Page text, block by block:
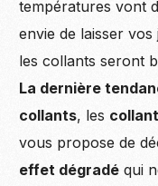
températures vont
envie de laisser
les collants seront
La dernière
collants, les
vous propose de
effet dégradé qui